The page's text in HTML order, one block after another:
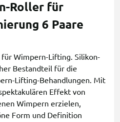
Roller für
6 Paare
Wimpern-Lifting. Silikon-
Bestandteil für die
Lifting-Behandlungen. Mit
Effekt von
Wimpern erzielen,
Form und Definition